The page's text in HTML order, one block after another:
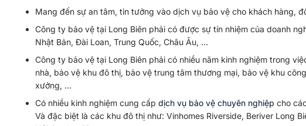
Mang đến sự an tâm, tin tưởng vào dịch vụ bảo vệ cho khách hàng,
Công ty bảo vệ tại Long Biên phải có được sự tín nhiệm của doanh
Nhật Bản, Đài Loan, Trung Quốc, Châu Âu, …
Công ty bảo vệ tại Long Biên phải có nhiều năm kinh nghiệm trong
nhà, bảo vệ khu đô thị, bảo vệ trung tâm thương mại, bảo vệ khu
xưởng, …
Có nhiều kinh nghiệm cung cấp dịch vụ bảo vệ chuyên nghiệp cho
Và đặc biệt là các khu đô thị như: Vinhomes Riverside, Beriver Long